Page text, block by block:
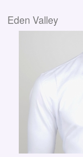
Eden Valley